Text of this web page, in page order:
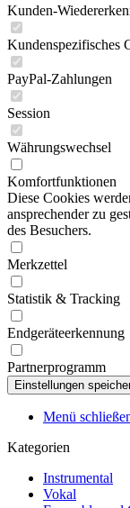
Kunden-
Kundenspezifisches
PayPal-Zahlungen
Session
Währungswechsel
Komfortfunktionen
Diese Cookies
ansprechender zu
des Besuchers.
Merkzettel
Statistik & Tracking
Endgeräteerkennung
Partnerprogramm
Menü
Kategorien
Instrumental
Vokal